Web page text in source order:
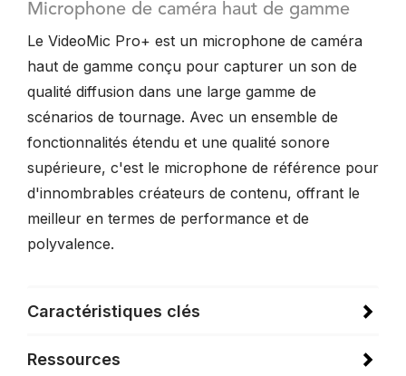
Microphone de caméra haut de gamme
Le VideoMic Pro+ est un microphone de caméra
haut de gamme conçu pour capturer un son de
qualité diffusion dans une large gamme de
scénarios de tournage. Avec un ensemble de
fonctionnalités étendu et une qualité sonore
supérieure, c'est le microphone de référence pour
d'innombrables créateurs de contenu, offrant le
meilleur en termes de performance et de
polyvalence.
Caractéristiques clés
Ressources